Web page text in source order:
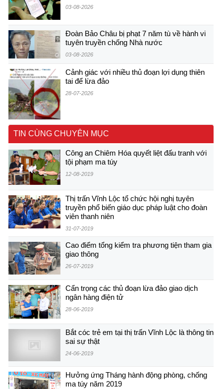
03-08-2026
Đoàn Bảo Châu bị phạt 7 năm tù về hành vi
tuyên truyền chống Nhà nước
03-08-2026
Cảnh giác với nhiều thủ đoạn lợi dụng thiên
tai để lừa đảo
28-07-2026
TIN CÙNG CHUYÊN MỤC
Công an Chiêm Hóa quyết liệt đấu tranh với
tội phạm ma túy
12-08-2019
Thị trấn Vĩnh Lộc tổ chức hội nghị tuyên
truyền phổ biến giáo dục pháp luật cho đoàn
viên thanh niên
31-07-2019
Cao điểm tổng kiểm tra phương tiện tham gia
giao thông
26-07-2019
Cẩn trọng các thủ đoạn lừa đảo giao dịch
ngân hàng điện tử
28-06-2019
Bắt cóc trẻ em tại thị trấn Vĩnh Lộc là thông tin
sai sự thật
24-06-2019
Hưởng ứng Tháng hành động phòng, chống
ma túy năm 2019